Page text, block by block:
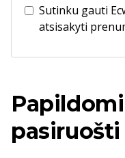
Sutinku gauti
atsisakyti